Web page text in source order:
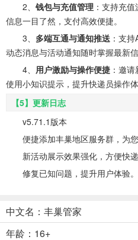
2、 钱包与充值管理 ：支持充
信息一目了然，支付高效便捷。
3、 多端互通与通知推送 ：支
动态消息与活动通知随时掌握最新信
4、 用户激励与操作便捷 ：邀
使用小知识提示，提升快递员操作体
【5】更新日志
v5.71.1版本
便捷添加丰巢地区服务群，为
新活动展示效果强化，方便快
修复已知问题，提升用户体验。
中文名：丰巢管家
年龄：16+